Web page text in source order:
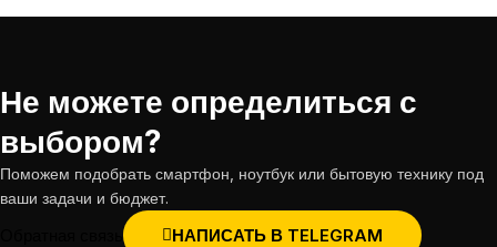
Не можете определиться с
выбором?
Поможем подобрать смартфон, ноутбук или бытовую технику под
ваши задачи и бюджет.
НАПИСАТЬ В TELEGRAM